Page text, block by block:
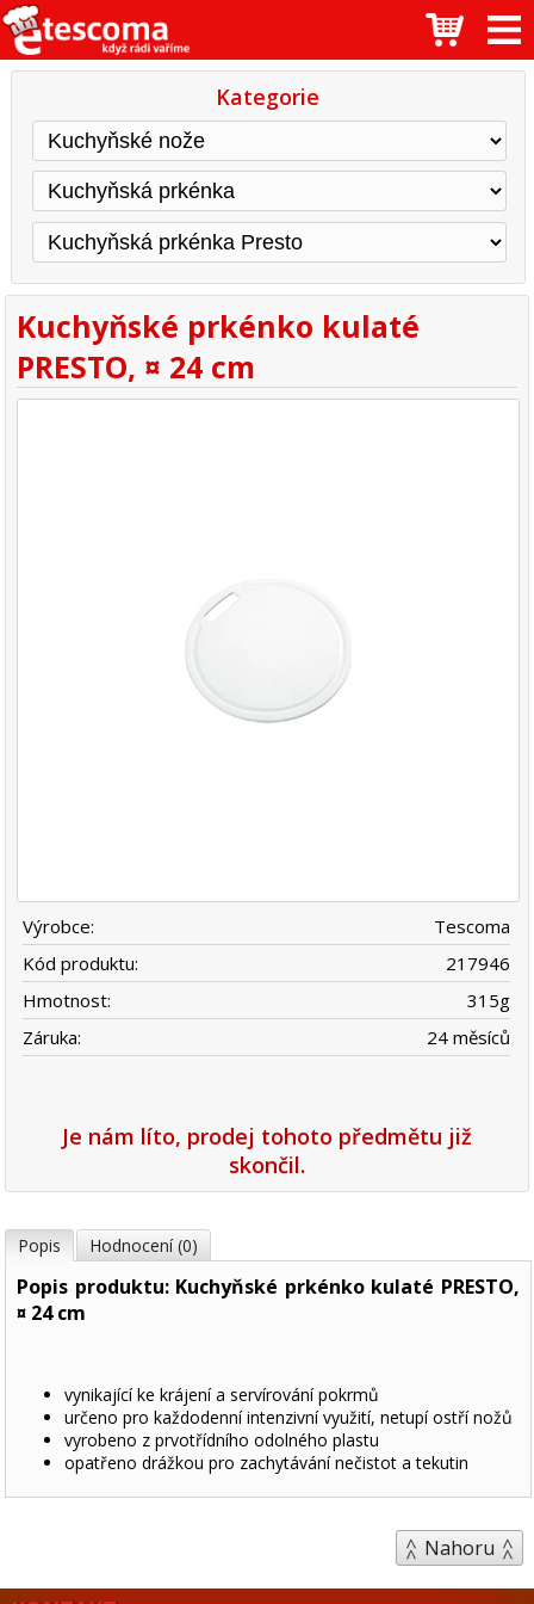
Kategorie
Kuchyňské prkénko kulaté
PRESTO, ¤ 24 cm
Výrobce:
Tescoma
Kód produktu:
217946
Hmotnost:
315g
Záruka:
24 měsíců
Je nám líto, prodej tohoto předmětu již
skončil.
Popis Hodnocení (0)
Popis produktu: Kuchyňské prkénko kulaté PRESTO,
¤ 24 cm
vynikající ke krájení a servírování pokrmů
určeno pro každodenní intenzivní využití, netupí ostří nožů
vyrobeno z prvotřídního odolného plastu
opatřeno drážkou pro zachytávání nečistot a tekutin
Nahoru